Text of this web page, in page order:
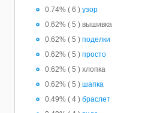
0.74% ( 6 ) узор
0.62% ( 5 ) вышивка
0.62% ( 5 ) поделки
0.62% ( 5 ) просто
0.62% ( 5 ) хлопка
0.62% ( 5 ) шапка
0.49% ( 4 ) браслет